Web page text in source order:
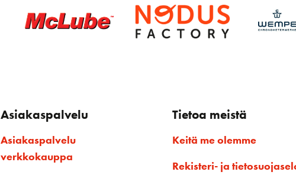
Asiakaspalvelu
Asiakaspalvelu
verkkokauppa
Tietoa meistä
Keitä me olemme
Rekisteri- ja